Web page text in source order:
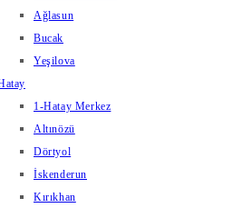
Ağlasun
Bucak
Yeşilova
1-Hatay Merkez
Altınözü
Dörtyol
İskenderun
Kırıkhan